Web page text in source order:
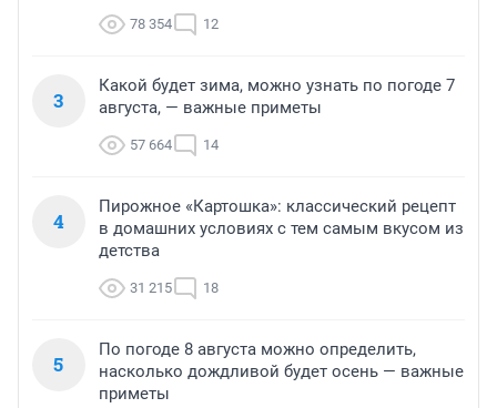
78 354 12
3
Какой будет зима, можно узнать по погоде 7
августа, — важные приметы
57 664 14
4
Пирожное «Картошка»: классический рецепт
в домашних условиях с тем самым вкусом из
детства
31 215 18
5
По погоде 8 августа можно определить,
насколько дождливой будет осень — важные
приметы